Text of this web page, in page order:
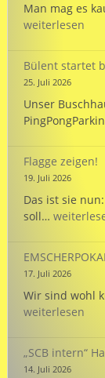
Man mag es
weiterlesen
Bülent startet
25. Juli 2026
Unser
Flagge zeigen!
19. Juli 2026
Das ist sie
soll… Flagge
17. Juli 2026
Wir sind wohl
weiterlesen
„SCB intern“
14. Juli 2026